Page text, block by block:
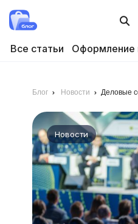
Все статьи Оформление
Блог Новости Деловые
Новости